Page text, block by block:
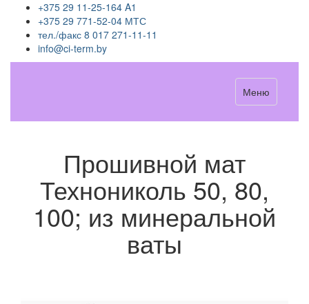
+375 29 11-25-164 A1
+375 29 771-52-04 МТС
тел./факс 8 017 271-11-11
info@ci-term.by
Меню
Прошивной мат
Технониколь 50, 80,
100; из минеральной
ваты